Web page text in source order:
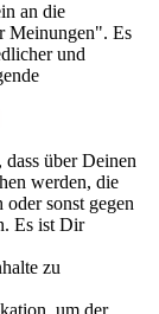
an die
Meinungen". Es
und
über Deinen
werden, die
oder sonst gegen
Es ist Dir
zu